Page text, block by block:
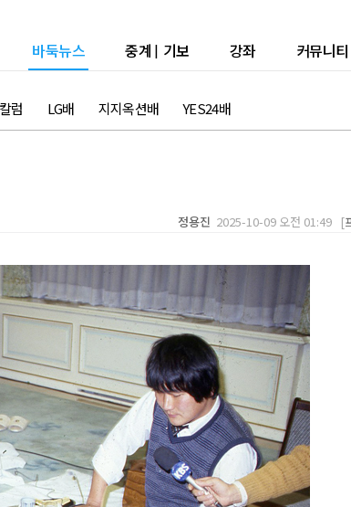
바둑뉴스 중계 | 기보 강좌 커뮤니티
럼 LG배 지지옥션배 YES24배
정용진 2025-10-09 오전 01:49 [